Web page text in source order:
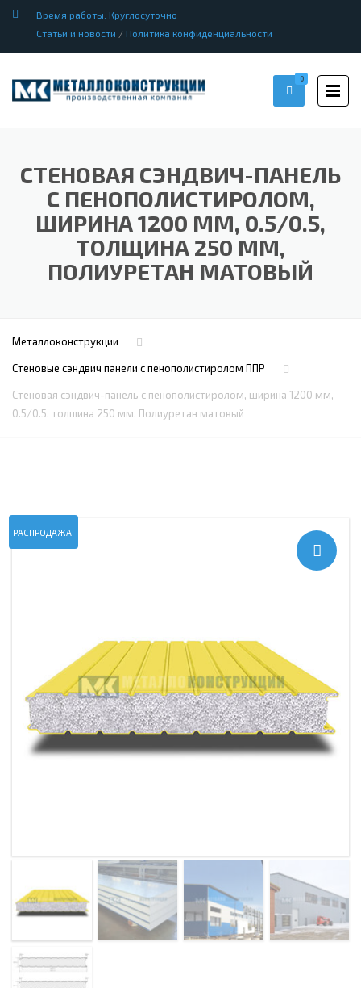
Время работы: Круглосуточно
Статьи и новости / Политика конфиденциальности
0
СТЕНОВАЯ СЭНДВИЧ-ПАНЕЛЬ
С ПЕНОПОЛИСТИРОЛОМ,
ШИРИНА 1200 ММ, 0.5/0.5,
ТОЛЩИНА 250 ММ,
ПОЛИУРЕТАН МАТОВЫЙ
Металлоконструкции
Стеновые сэндвич панели с пенополистиролом ППР
Стеновая сэндвич-панель с пенополистиролом, ширина 1200 мм,
0.5/0.5, толщина 250 мм, Полиуретан матовый
РАСПРОДАЖА!